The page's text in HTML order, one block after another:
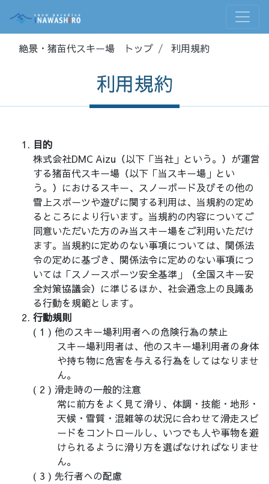
絶景・猪苗代スキー場 トップ 利用規約
利用規約
目的
株式会社DMC Aizu（以下「当社」という。）が運営
する猪苗代スキー場（以下「当スキー場」とい
う。）におけるスキー、スノーボード及びその他の
雪上スポーツや遊びに関する利用は、当規約の定め
るところにより行います。当規約の内容についてご
同意いただいた方のみ当スキー場をご利用いただけ
ます。当規約に定めのない事項については、関係法
令の定めに基づき、関係法令に定めのない事項につ
いては「スノースポーツ安全基準」（全国スキー安
全対策協議会）に準じるほか、社会通念上の良識あ
る行動を規範とします。
行動規則
他のスキー場利用者への危険行為の禁止
スキー場利用者は、他のスキー場利用者の身体
や持ち物に危害を与える行為をしてはなりませ
ん。
滑走時の一般的注意
常に前方をよく見て滑り、体調・技能・地形・
天候・雪質・混雑等の状況に合わせて滑走スピ
ードをコントロールし、いつでも人や事物を避
けられるように滑り方を選ばなければなりませ
ん。
先行者への配慮